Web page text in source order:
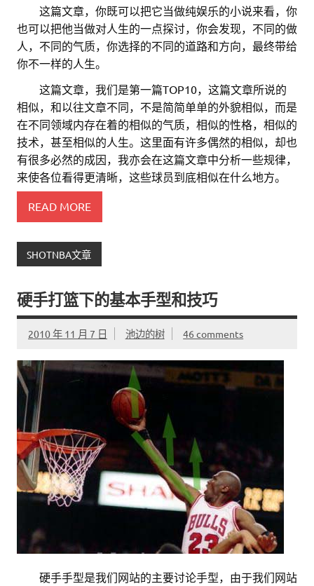
这篇文章，你既可以把它当做纯娱乐的小说来看，你
也可以把他当做对人生的一点探讨，你会发现，不同的做
人，不同的气质，你选择的不同的道路和方向，最终带给
你不一样的人生。
这篇文章，我们是第一篇TOP10，这篇文章所说的
相似，和以往文章不同，不是简简单单的外貌相似，而是
在不同领域内存在着的相似的气质，相似的性格，相似的
技术，甚至相似的人生。这里面有许多偶然的相似，却也
有很多必然的成因，我亦会在这篇文章中分析一些规律，
来使各位看得更清晰，这些球员到底相似在什么地方。
READ MORE
SHOTNBA文章
硬手打篮下的基本手型和技巧
2010 年 11 月 7 日 池边的树 46 comments
硬手手型是我们网站的主要讨论手型，由于我们网站